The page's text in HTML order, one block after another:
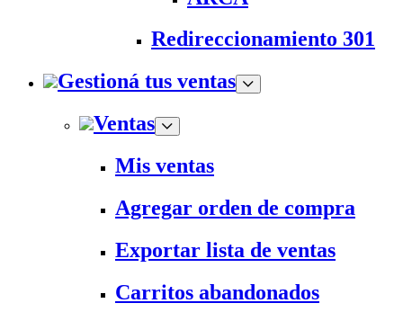
Redireccionamiento 301
Gestioná tus ventas
Ventas
Mis ventas
Agregar orden de compra
Exportar lista de ventas
Carritos abandonados